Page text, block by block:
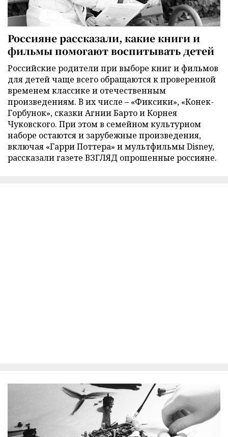
Россияне рассказали, какие книги и
фильмы помогают воспитывать детей
Российские родители при выборе книг и фильмов
для детей чаще всего обращаются к проверенной
временем классике и отечественным
произведениям. В их числе – «Фиксики», «Конек-
Горбунок», сказки Агнии Барто и Корнея
Чуковского. При этом в семейном культурном
наборе остаются и зарубежные произведения,
включая «Гарри Поттера» и мультфильмы Disney,
рассказали газете ВЗГЛЯД опрошенные россияне.